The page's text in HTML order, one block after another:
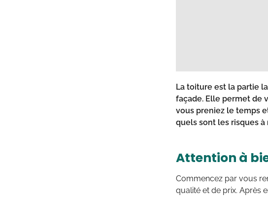
La toiture est la partie
façade. Elle permet de
vous preniez le temps
quels sont les risques
Attention à
Commencez par vous
qualité et de prix. Après